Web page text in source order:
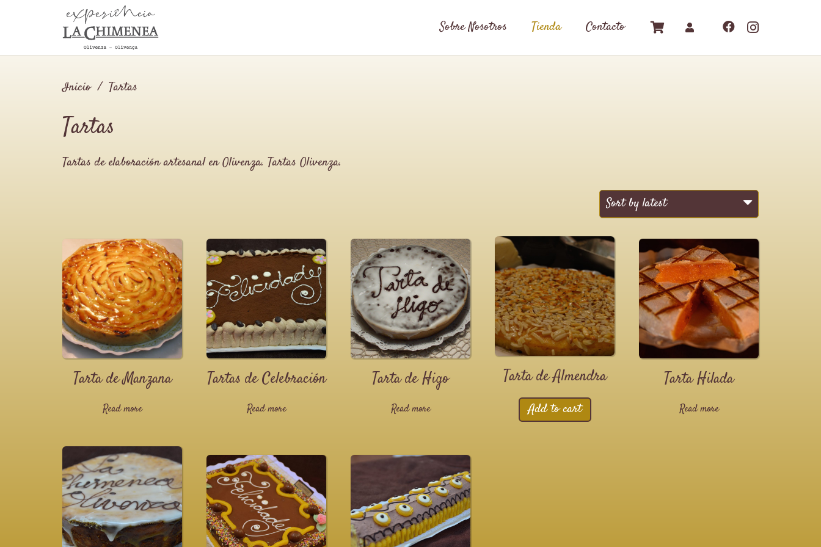
Sobre Nosotros Tienda Contacto
Inicio / Tartas
Tartas
Tartas de elaboración artesanal en Olivenza. Tartas Olivenza.
Tarta de Manzana
Read more
Tartas de Celebración
Read more
Tarta de Higo
Read more
Tarta de Almendra
Add to cart
Tarta Hilada
Read more